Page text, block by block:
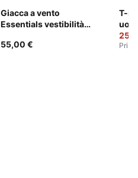
Giacca a vento
Essentials vestibilità
55,00 €
T-